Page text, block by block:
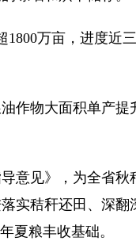
万亩，进度近
物大面积单产提
见》，为全省秋
实秸秆还田、深翻
夏粮丰收基础。